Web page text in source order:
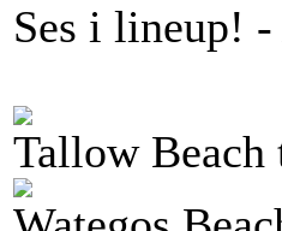
Ses i lineup! -
Tallow Beach